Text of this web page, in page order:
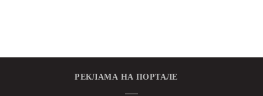
РЕКЛАМА НА ПОРТАЛЕ